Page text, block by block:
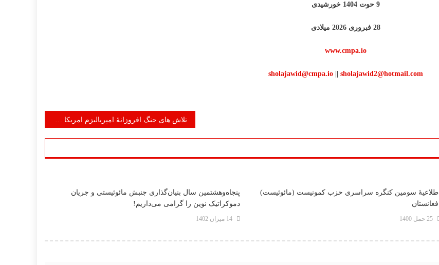
9 حوت 1404 خورشیدی
28 فبروری 2026 میلادی
www.cmpa.io
sholajawid@cmpa.io|| sholajawid2@hotmail.com
تلاش های جنگ افروزانۀ امپریالیزم امریکا و صهیونیست‌های اسرائیلی و شرکای منطقوی‌شان را محكوم كنيد و با آن به مخالفت برخيزيد و در مقابل آن مقاومت كنيد!
اطلاعیۀ سومین کنگره سراسری حزب کمونیست (مائوئیست)
افغانستان
25 حمل 1400
پنجاه‌وهشتمین سال بنیان‌گذاری جنبش مائوئیستی و جریان
دموکراتیک نوین را گرامی می‌داریم!
14 میزان 1402